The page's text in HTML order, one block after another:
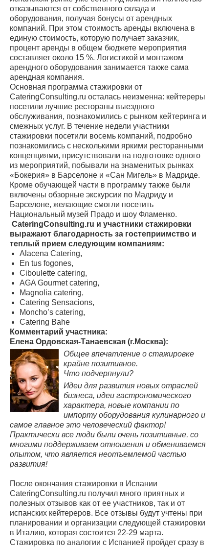
отказываются от собственного склада и
оборудования, получая бонусы от арендных
компаний. При этом стоимость аренды включена в
единую стоимость, которую получает заказчик,
процент аренды в общем бюджете мероприятия
составляет около 15 %. Логистикой и монтажом
арендного оборудования занимается также сама
арендная компания.
Основная программа стажировки от
CateringConsulting.ru осталась неизменна: кейтереры
посетили лучшие рестораны выездного
обслуживания, познакомились с рынком кейтеринга и
смежных услуг. В течение недели участники
стажировки посетили восемь компаний, подробно
познакомились с несколькими яркими ресторанными
концепциями, присутствовали на подготовке одного
из мероприятий, побывали на знаменитых рынках
«Бокерия» в Барселоне и «Сан Мигель» в Мадриде.
Кроме обучающей части в программу также были
включены обзорные экскурсии по Мадриду и
Барселоне, желающие смогли посетить
Национальный музей Прадо и шоу Фламенко.
CateringConsulting.ru и участники стажировки
выражают благодарность за гостеприимство и
теплый прием следующим компаниям:
Alacena Catering,
En tus fogones,
Ciboulette catering,
AGA Gourmet catering,
Magnolia catering,
Catering Sensacions,
Moncho’s catering,
Catering Bahe
Комментарий участника:
Елена Ордовская-Танаевская (г.Москва):
Общее впечатление о стажировке
крайне позитивное.
Что подчерпнули?
Идеи для развития новых отраслей
бизнеса, идеи гастрономического
характера, новые компании по
импорту оборудования кулинарного и
самое главное это человеческий фактор!
Практически все люди были очень позитивные, со
многими поддерживаем отношения и обмениваемся
опытом, что является неотъемлемой частью
развития!
После окончания стажировки в Испании
CateringConsulting.ru получил много приятных и
полезных отзывов как от ее участников, так и от
испанских кейтереров. Все отзывы будут учтены при
планировании и организации следующей стажировки
в Италию, которая состоится 22-29 марта.
Стажировка по аналогии с Испанией пройдет сразу в